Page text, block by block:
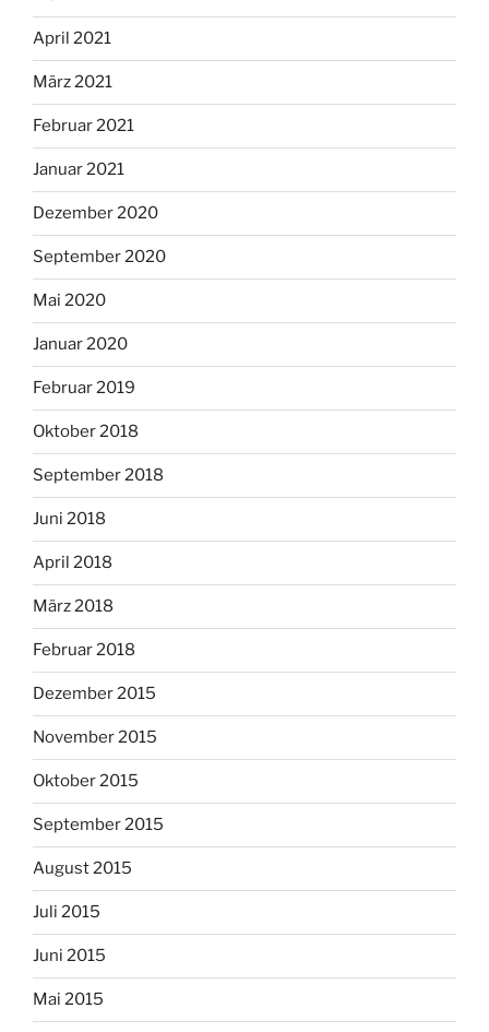
April 2021
März 2021
Februar 2021
Januar 2021
Dezember 2020
September 2020
Mai 2020
Januar 2020
Februar 2019
Oktober 2018
September 2018
Juni 2018
April 2018
März 2018
Februar 2018
Dezember 2015
November 2015
Oktober 2015
September 2015
August 2015
Juli 2015
Juni 2015
Mai 2015